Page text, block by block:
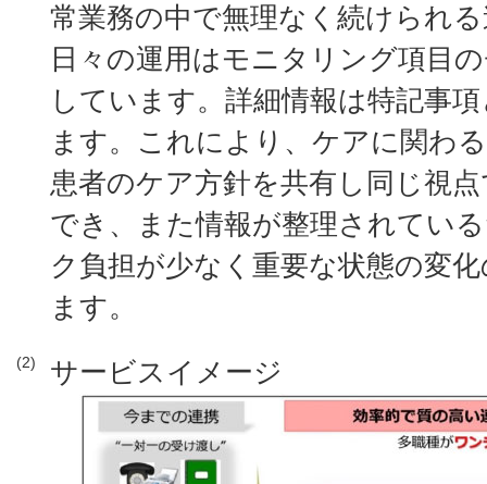
常業務の中で無理なく続けられ
日々の運用はモニタリング項目
しています。詳細情報は特記事
ます。これにより、ケアに関わ
患者のケア方針を共有し同じ視
でき、また情報が整理されてい
ク負担が少なく重要な状態の変
ます。
(2) サービスイメージ